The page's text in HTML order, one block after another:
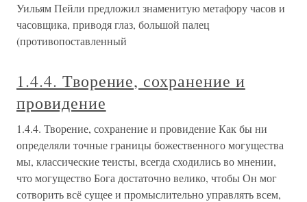
Уильям Пейли предложил знаменитую метафору часов и
часовщика, приводя глаз, большой палец
(противопоставленный
1.4.4. Творение, сохранение и
провидение
1.4.4. Творение, сохранение и провидение Как бы ни
определяли точные границы божественного могущества
мы, классические теисты, всегда сходились во мнении,
что могущество Бога достаточно велико, чтобы Он мог
сотворить всё сущее и промыслительно управлять всем,